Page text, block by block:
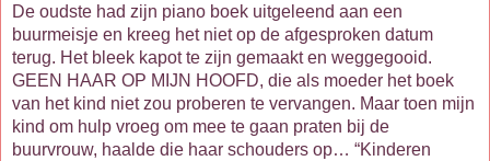
De oudste had zijn piano boek uitgeleend aan een
buurmeisje en kreeg het niet op de afgesproken datum
terug. Het bleek kapot te zijn gemaakt en weggegooid.
GEEN HAAR OP MIJN HOOFD, die als moeder het boek
van het kind niet zou proberen te vervangen. Maar toen mijn
kind om hulp vroeg om mee te gaan praten bij de
buurvrouw, haalde die haar schouders op… “Kinderen